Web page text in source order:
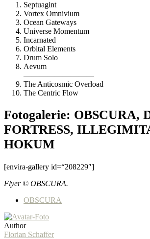
Septuagint
Vortex Omnivium
Ocean Gateways
Universe Momentum
Incarnated
Orbital Elements
Drum Solo
Aevum
—————————
The Anticosmic Overload
The Centric Flow
Fotogalerie: OBSCURA,
FORTRESS,
HOKUM
[envira-gallery id=“208229″]
Flyer © OBSCURA.
OBSCURA
Author
Florian Schaffer